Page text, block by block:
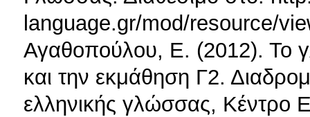
language.gr/mod/resource/
Αγαθοπούλου, Ε. (2012). Το
και την εκμάθηση Γ2.
ελληνικής γλώσσας, Κέντρο